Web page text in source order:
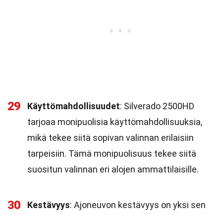
29 Käyttömahdollisuudet: Silverado 2500HD
tarjoaa monipuolisia käyttömahdollisuuksia,
mikä tekee siitä sopivan valinnan erilaisiin
tarpeisiin. Tämä monipuolisuus tekee siitä
suositun valinnan eri alojen ammattilaisille.
30 Kestävyys: Ajoneuvon kestävyys on yksi sen